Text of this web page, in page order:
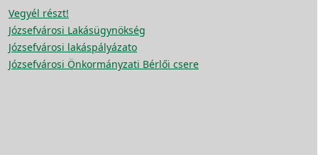
Vegyél részt!
Józsefvárosi Lakásügynökség
Józsefvárosi lakáspályázato
Józsefvárosi Önkormányzati Bérlői csere